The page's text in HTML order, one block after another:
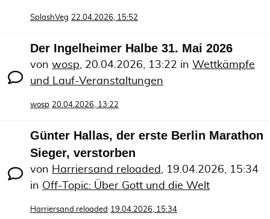
SplashVeg 22.04.2026, 15:52
Der Ingelheimer Halbe 31. Mai 2026
von wosp, 20.04.2026, 13:22 in Wettkämpfe
und Lauf-Veranstaltungen
wosp 20.04.2026, 13:22
Günter Hallas, der erste Berlin Marathon
Sieger, verstorben
von Harriersand reloaded, 19.04.2026, 15:34
in Off-Topic: Über Gott und die Welt
Harriersand reloaded 19.04.2026, 15:34